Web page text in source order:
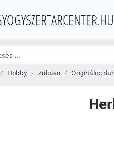
Hobby Zábava Originálne